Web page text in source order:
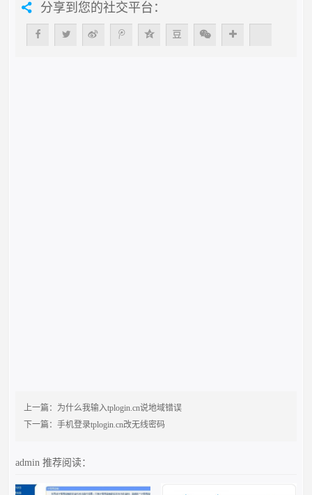
分享到您的社交平台：
上一篇： 为什么我输入tplogin.cn说地域错误
下一篇：手机登录tplogin.cn改无线密码
admin推荐阅读：